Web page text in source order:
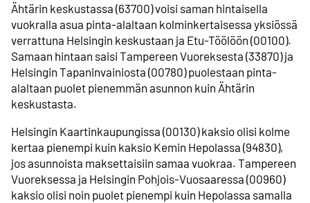
Ähtärin keskustassa (63700) voisi saman hintaisella
vuokralla asua pinta-alaltaan kolminkertaisessa yksiössä
verrattuna Helsingin keskustaan ja Etu-Töölöön (00100).
Samaan hintaan saisi Tampereen Vuoreksesta (33870) ja
Helsingin Tapaninvainiosta (00780) puolestaan pinta-
alaltaan puolet pienemmän asunnon kuin Ähtärin
keskustasta.
Helsingin Kaartinkaupungissa (00130) kaksio olisi kolme
kertaa pienempi kuin kaksio Kemin Hepolassa (94830),
jos asunnoista maksettaisiin samaa vuokraa. Tampereen
Vuoreksessa ja Helsingin Pohjois-Vuosaaressa (00960)
kaksio olisi noin puolet pienempi kuin Hepolassa samalla